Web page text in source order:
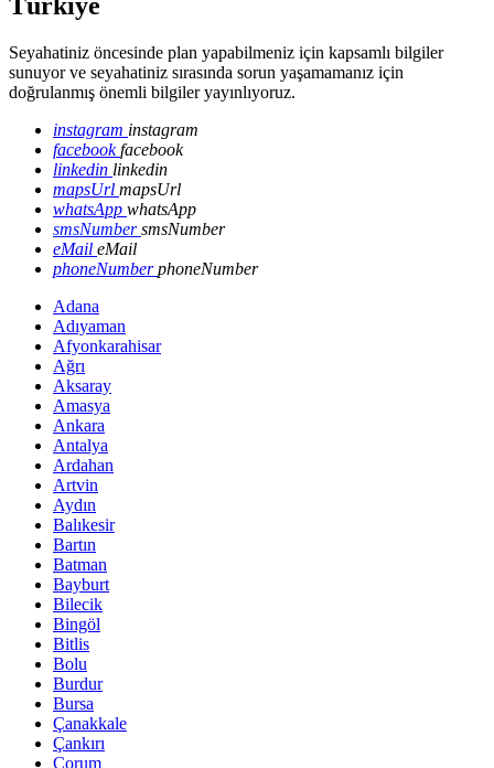
Seyahatiniz öncesinde plan yapabilmeniz için kapsamlı bilgiler
sunuyor ve seyahatiniz sırasında sorun yaşamamanız için
doğrulanmış önemli bilgiler yayınlıyoruz.
instagram instagram
facebookfacebook
linkedin linkedin
mapsUrl mapsUrl
whatsApp whatsApp
smsNumbersmsNumber
eMail eMail
phoneNumberphoneNumber
Adana
Adıyaman
Afyonkarahisar
Ağrı
Aksaray
Amasya
Ankara
Antalya
Ardahan
Artvin
Aydın
Balıkesir
Bartın
Batman
Bayburt
Bilecik
Bingöl
Bitlis
Bolu
Burdur
Bursa
Çanakkale
Çankırı
Çorum